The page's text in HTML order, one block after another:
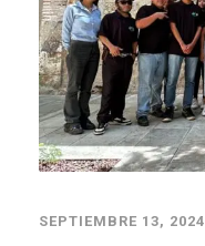
SEPTIEMBRE 13, 2024